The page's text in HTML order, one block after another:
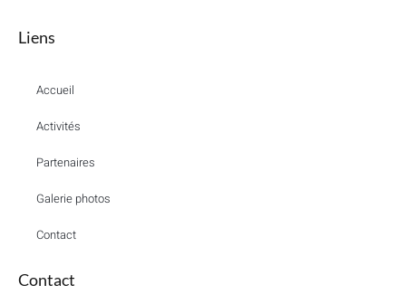
Liens
Accueil
Activités
Partenaires
Galerie photos
Contact
Contact